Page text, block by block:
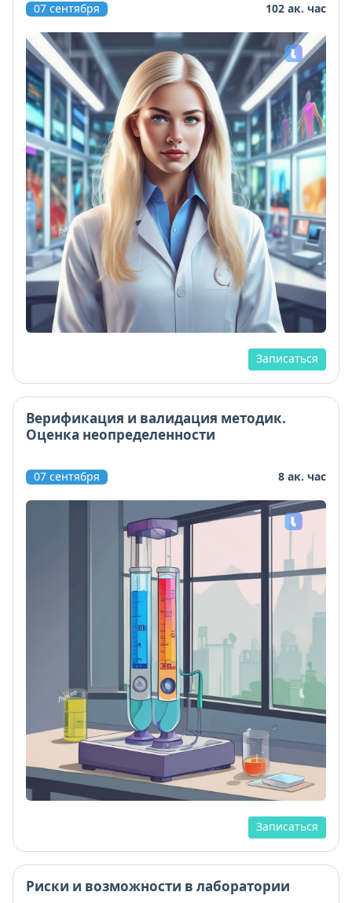
07 сентября 102 ак. час
Записаться
Верификация и валидация методик.
Оценка неопределенности
07 сентября 8 ак. час
Записаться
Риски и возможности в лаборатории